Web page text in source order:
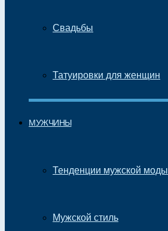
Свадьбы
Татуировки для женщин
МУЖЧИНЫ
Тенденции мужской моды
Мужской стиль